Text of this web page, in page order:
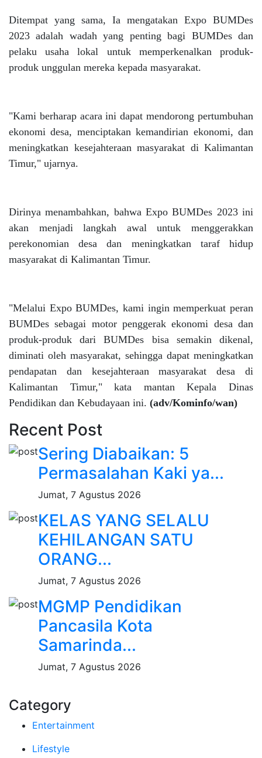
Ditempat yang sama, Ia mengatakan Expo BUMDes
2023 adalah wadah yang penting bagi BUMDes dan
pelaku usaha lokal untuk memperkenalkan produk-
produk unggulan mereka kepada masyarakat.
"Kami berharap acara ini dapat mendorong pertumbuhan
ekonomi desa, menciptakan kemandirian ekonomi, dan
meningkatkan kesejahteraan masyarakat di Kalimantan
Timur," ujarnya.
Dirinya menambahkan, bahwa Expo BUMDes 2023 ini
akan menjadi langkah awal untuk menggerakkan
perekonomian desa dan meningkatkan taraf hidup
masyarakat di Kalimantan Timur.
"Melalui Expo BUMDes, kami ingin memperkuat peran
BUMDes sebagai motor penggerak ekonomi desa dan
produk-produk dari BUMDes bisa semakin dikenal,
diminati oleh masyarakat, sehingga dapat meningkatkan
pendapatan dan kesejahteraan masyarakat desa di
Kalimantan Timur," kata mantan Kepala Dinas
Pendidikan dan Kebudayaan ini. (adv/Kominfo/wan)
Recent Post
Sering Diabaikan: 5
Permasalahan Kaki ya...
Jumat, 7 Agustus 2026
KELAS YANG SELALU
KEHILANGAN SATU
ORANG...
Jumat, 7 Agustus 2026
MGMP Pendidikan
Pancasila Kota
Samarinda...
Jumat, 7 Agustus 2026
Category
Entertainment
Lifestyle